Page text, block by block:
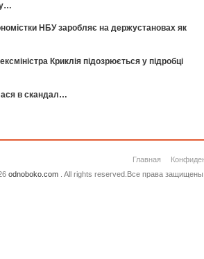
НБУ заробляє на держустановах як
Криклія підозрюється у підробці
в скандал…
Главная
odnoboko.com. All rights reserved.Все права защищены.